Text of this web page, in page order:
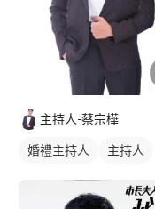
主持人-蔡宗樺
婚禮主持人 主持人